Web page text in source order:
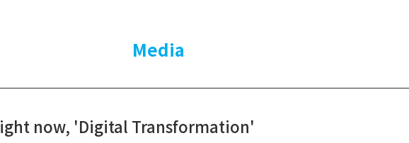
Media
now, 'Digital Transformation'